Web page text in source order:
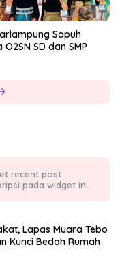
Sapuh
O2SN SD dan SMP
recent post
pada widget ini.
Lapas Muara Tebo
Kunci Bedah Rumah